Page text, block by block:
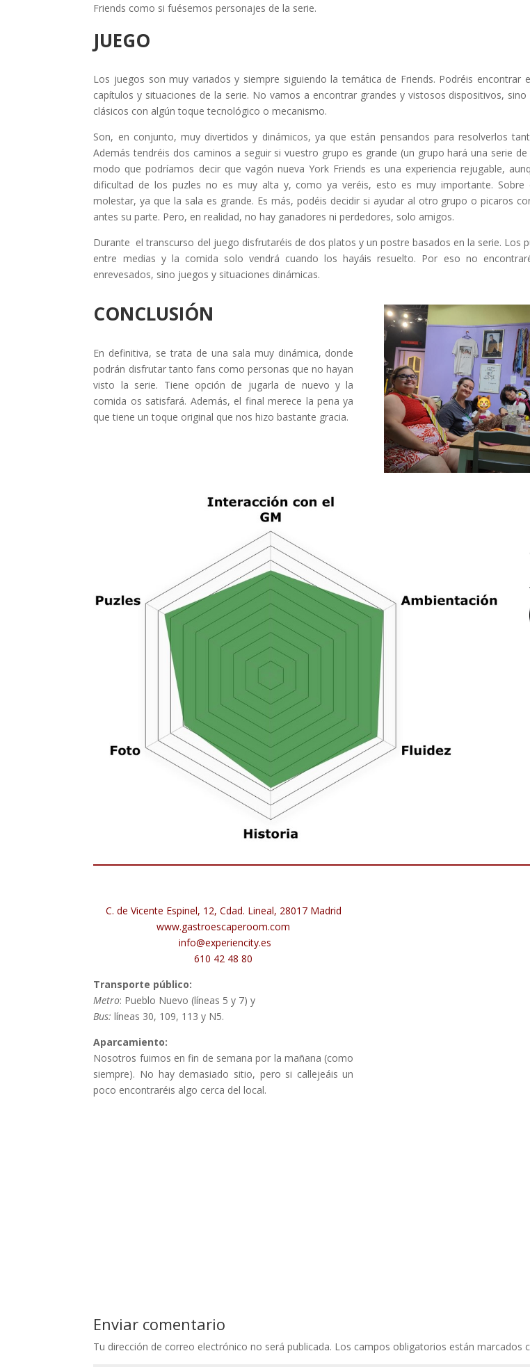
Friends como si fuésemos personajes de la serie.
JUEGO
Los juegos son muy variados y siempre siguiendo la temática de Friends. Podréis encontrar
capítulos y situaciones de la serie. No vamos a encontrar grandes y vistosos dispositivos,
clásicos con algún toque tecnológico o mecanismo.
Son, en conjunto, muy divertidos y dinámicos, ya que están pensandos para resolverlos
Además tendréis dos caminos a seguir si vuestro grupo es grande (un grupo hará una serie
modo que podríamos decir que vagón nueva York Friends es una experiencia rejugable,
dificultad de los puzles no es muy alta y, como ya veréis, esto es muy importante.
molestar, ya que la sala es grande. Es más, podéis decidir si ayudar al otro grupo o picaros
antes su parte. Pero, en realidad, no hay ganadores ni perdedores, solo amigos.
Durante el transcurso del juego disfrutaréis de dos platos y un postre basados en la serie. Los
entre medias y la comida solo vendrá cuando los hayáis resuelto. Por eso no
enrevesados, sino juegos y situaciones dinámicas.
CONCLUSIÓN
En definitiva, se trata de una sala muy dinámica, donde
podrán disfrutar tanto fans como personas que no hayan
visto la serie. Tiene opción de jugarla de nuevo y la
comida os satisfará. Además, el final merece la pena ya
que tiene un toque original que nos hizo bastante gracia.
C. de Vicente Espinel, 12, Cdad. Lineal, 28017 Madrid
www.gastroescaperoom.com
info@experiencity.es
610 42 48 80
Transporte público:
Metro: Pueblo Nuevo (líneas 5 y 7) y
Bus: líneas 30, 109, 113 y N5.
Aparcamiento:
Nosotros fuimos en fin de semana por la mañana (como
siempre). No hay demasiado sitio, pero si callejeáis un
poco encontraréis algo cerca del local.
Enviar comentario
Tu dirección de correo electrónico no será publicada. Los campos obligatorios están marcados